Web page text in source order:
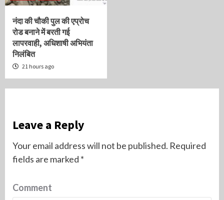
नंदा की चौकी पुल की एप्रोच
रोड बनाने में बरती गई
लापरवाही, अधिशाषी अभियंता
निलंबित
21 hours ago
Leave a Reply
Your email address will not be published. Required
fields are marked *
Comment